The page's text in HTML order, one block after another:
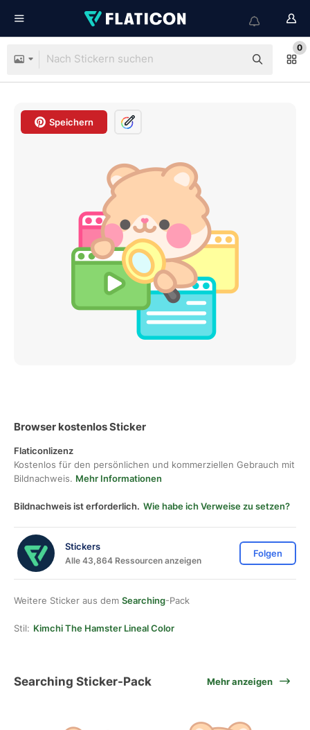
0
Speichern
Browser kostenlos Sticker
Flaticonlizenz
Kostenlos für den persönlichen und kommerziellen Gebrauch mit
Bildnachweis. Mehr Informationen
Bildnachweis ist erforderlich. Wie habe ich Verweise zu setzen?
Stickers
Alle 43,864 Ressourcen anzeigen
Folgen
Weitere Sticker aus dem Searching-Pack
Stil: Kimchi The Hamster Lineal Color
Searching Sticker-Pack Mehr anzeigen